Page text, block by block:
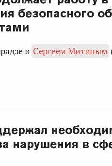
безопасного
и Сергеем Митиным
нарушения в